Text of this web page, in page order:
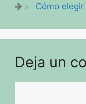
Cómo
Deja un